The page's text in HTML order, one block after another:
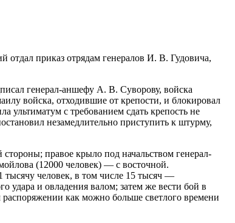
отдал приказ отрядам генералов И. В. Гудовича,
генерал-аншефу А. В. Суворову, войска
войска, отходившие от крепости, и блокировал
ультиматум с требованием сдать крепость не
незамедлительно приступить к штурму,
правое крыло под начальством генерал-
(12000 человек) — с восточной.
тысячу человек, в том числе 15 тысяч —
удара и овладения валом; затем же вести бой в
как можно больше светлого времени